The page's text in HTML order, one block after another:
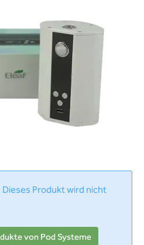
Produkt wird nicht
von Pod Systeme